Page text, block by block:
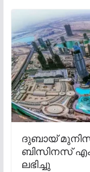
ദുബായ്
ബിസിനസ്
ലഭിച്ചു